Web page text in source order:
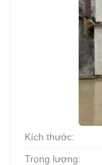
Kích thước:
Trọng lượng: